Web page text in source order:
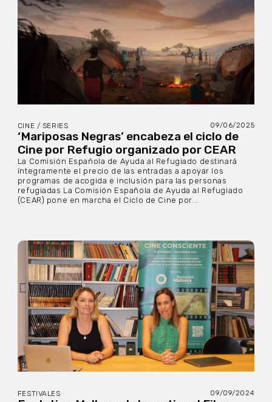
CINE / SERIES 09/06/2025
‘Mariposas Negras’ encabeza el ciclo de
Cine por Refugio organizado por CEAR
La Comisión Española de Ayuda al Refugiado destinará
íntegramente el precio de las entradas a apoyar los
programas de acogida e inclusión para las personas
refugiadas La Comisión Española de Ayuda al Refugiado
(CEAR) pone en marcha el Ciclo de Cine por...
FESTIVALES 09/09/2024